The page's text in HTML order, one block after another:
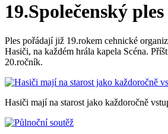
19.Společenský ples
Ples pořádají již 19.rokem cehnické
Hasiči, na každém hrála kapela Scéna.
20.ročník.
Hasiči mají na starost jako každoročně